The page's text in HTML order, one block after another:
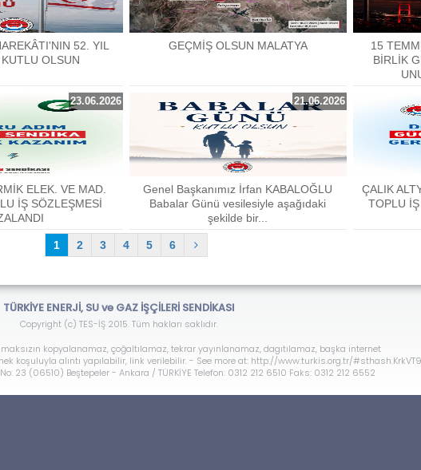
52. YIL
OLSUN
GEÇMİŞ OLSUN MALATYA
15
BİRLİK
23.06.2026
ELEK. VE MAD.
İŞ SÖZLEŞMESİ
21.06.2026
Genel Başkanımız İrfan KABALOĞLU
Babalar Günü vesilesiyle aşağıdaki
şekilde bir...
ÇALIK
TOPLU
1 2 3 4 5 6
TÜRKİYE ENERJİ, SU ve GAZ İŞÇİLERİ SENDİKASI
Copyright (c) TES-İŞ 2015. Tüm hakları saklıdır.
kopyalanamaz, çoğaltılamaz, tekrar yayınlanamaz, dagıtılamaz, başka internet
koşuluyla alıntı yapılabilir, link verilebilir. - See more at: http://www.turkis.org.tr/
23 (06510) Beştepeler - Ankara / TÜRKİYE Telefon: 0312 212 6510 Faks: 0312 212 6552